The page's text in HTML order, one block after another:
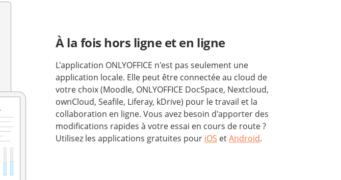
À la fois hors ligne et en ligne
L'application ONLYOFFICE n'est pas seulement une
application locale. Elle peut être connectée au cloud de
votre choix (Moodle, ONLYOFFICE DocSpace, Nextcloud,
ownCloud, Seafile, Liferay, kDrive) pour le travail et la
collaboration en ligne. Vous avez besoin d'apporter des
modifications rapides à votre essai en cours de route ?
Utilisez les applications gratuites pour iOS etAndroid.